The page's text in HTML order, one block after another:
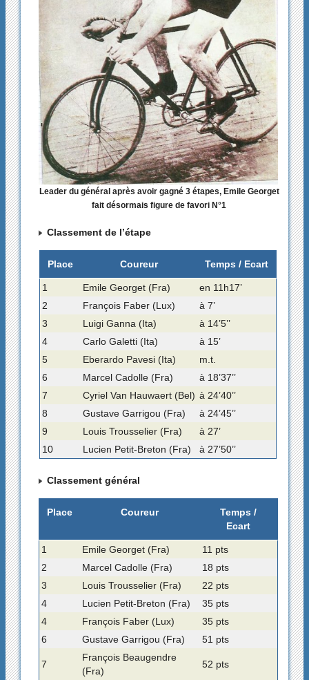
Leader du général après avoir gagné 3 étapes, Emile Georget
fait désormais figure de favori N°1
Classement de l’étape
Place Coureur Temps / Ecart
1 Emile Georget (Fra)
en 11h17’
2
François Faber (Lux)
à 7’
3
Luigi Ganna (Ita)
à 14’5’’
4
Carlo Galetti (Ita)
à 15’
5
Eberardo Pavesi (Ita)
m.t.
6
Marcel Cadolle (Fra)
à 18’37’’
7
Cyriel Van Hauwaert (Bel) à 24’40’’
8
Gustave Garrigou (Fra)
à 24’45’’
9
Louis Trousselier (Fra)
à 27’
10
Lucien Petit-Breton (Fra) à 27’50’’
Classement général
Place Coureur
Temps /
Ecart
1 Emile Georget (Fra)
11 pts
2
Marcel Cadolle (Fra)
18 pts
3
Louis Trousselier (Fra)
22 pts
4
Lucien Petit-Breton (Fra)
35 pts
4
François Faber (Lux)
35 pts
6
Gustave Garrigou (Fra) 51 pts
7
François Beaugendre
(Fra)
52 pts